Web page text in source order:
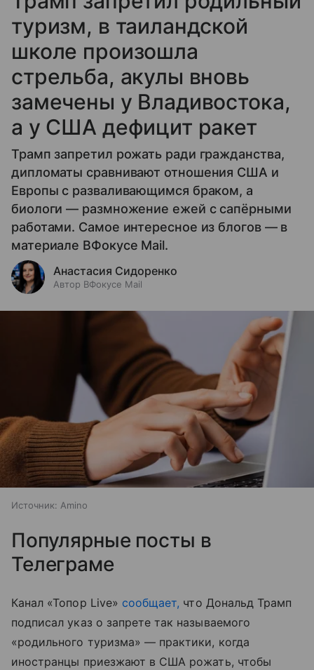
туризм, в таиландской
школе произошла
стрельба, акулы вновь
замечены у Владивостока,
а у США дефицит ракет
Трамп запретил рожать ради гражданства,
дипломаты сравнивают отношения США и
Европы с разваливающимся браком, а
биологи — размножение ежей с сапёрными
работами. Самое интересное из блогов — в
материале ВФокусе Mail.
Анастасия Сидоренко
Автор ВФокусе Mail
Источник: Amino
Популярные посты в
Телеграме
Канал «Топор Live» сообщает, что Дональд Трамп
подписал указ о запрете так называемого
«родильного туризма» — практики, когда
иностранцы приезжают в США рожать, чтобы